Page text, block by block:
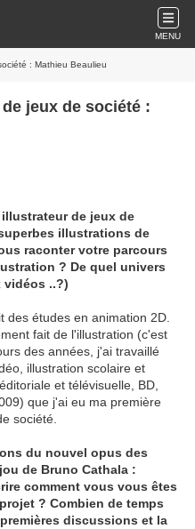
MENU
: Mathieu Beaulieu
jeux de société :
de jeux de
illustrations de
raconter votre parcours
? De quel univers
vidéos ..?)
des études en animation 2D.
fait de l'illustration (c'est
des années, j'ai travaillé
illustration scolaire et
et télévisuelle, BD,
que j'ai eu ma première
société.
du nouvel opus des
de Bruno Cathala :
comment vous vous êtes
? Combien de temps
discussions et la